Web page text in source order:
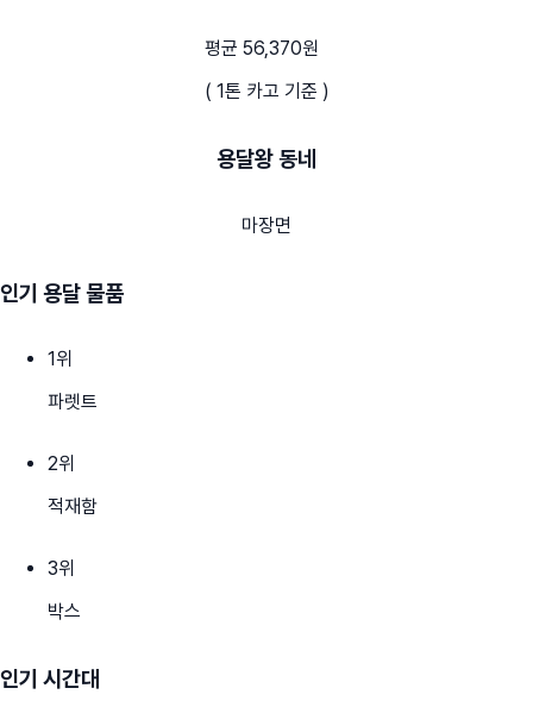
평균 56,370원
( 1톤 카고 기준 )
용달왕 동네
마장면
인기 용달 물품
1위
파렛트
2위
적재함
3위
박스
인기 시간대